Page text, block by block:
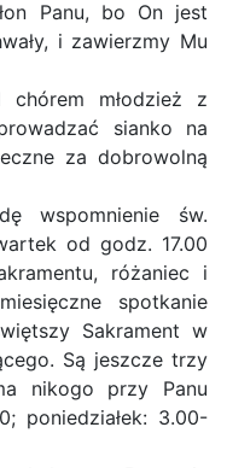
Panu, bo On jest
i zawierzmy Mu
młodzież z
sianko na
za dobrowolną
wspomnienie św.
od godz. 17.00
różaniec i
spotkanie
Sakrament w
Są jeszcze trzy
nikogo przy Panu
poniedziałek: 3.00-